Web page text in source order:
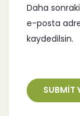
Daha
e-posta
kaydedilsin.